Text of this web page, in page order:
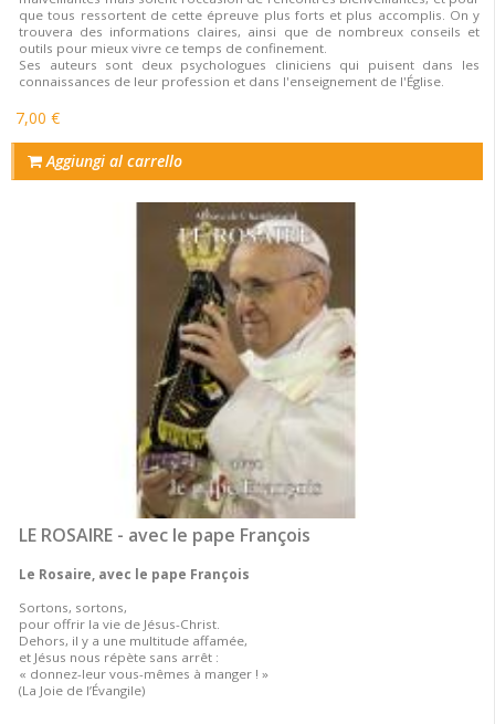
que tous ressortent de cette épreuve plus forts et plus accomplis. On y
trouvera des informations claires, ainsi que de nombreux conseils et
outils pour mieux vivre ce temps de confinement.
Ses auteurs sont deux psychologues cliniciens qui puisent dans les
connaissances de leur profession et dans l'enseignement de l'Église.
7,00 €
Aggiungi al carrello
LE ROSAIRE - avec le pape François
Le Rosaire, avec le pape François
Sortons, sortons,
pour offrir la vie de Jésus-Christ.
Dehors, il y a une multitude affamée,
et Jésus nous répète sans arrêt :
« donnez-leur vous-mêmes à manger ! »
(La Joie de l’Évangile)